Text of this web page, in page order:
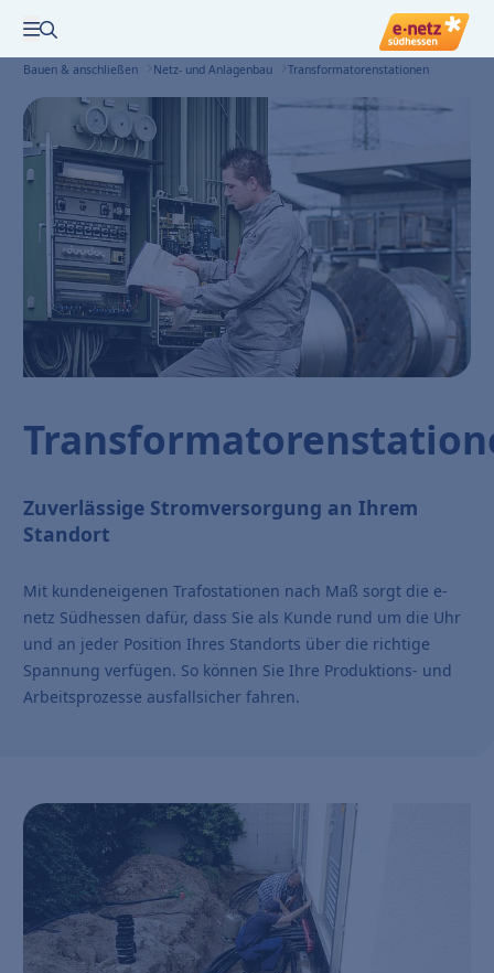
Menü öffnen
Bauen & anschließen Netz- und Anlagenbau Transformatorenstationen
Zuverlässige Stromversorgung an Ihrem
Standort
Mit kundeneigenen Trafostationen nach Maß sorgt die e-
netz Südhessen dafür, dass Sie als Kunde rund um die Uhr
und an jeder Position Ihres Standorts über die richtige
Spannung verfügen. So können Sie Ihre Produktions- und
Arbeitsprozesse ausfallsicher fahren.